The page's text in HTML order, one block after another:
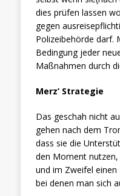
dies prüfen lassen
gegen
Polizeibehörde darf.
Bedingung jeder
Maßnahmen durch
Merz’ Strategie
Das geschah nicht
gehen nach dem
dass sie die
den Moment
und im Zweifel
bei denen man sich